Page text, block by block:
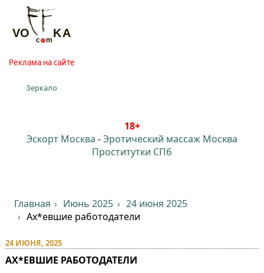
Реклама на сайте
Зеркало
18+
Эскорт Москва -Эротический массаж Москва
Проститутки СПб
Главная Июнь 2025
24 июня 2025
Ах*евшие работодатели⁠⁠
24 ИЮНЯ, 2025
АХ*ЕВШИЕ РАБОТОДАТЕЛИ⁠⁠